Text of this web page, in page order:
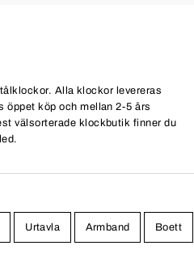
Alla klockor levereras
öppet köp och mellan 2-5 års
välsorterade klockbutik finner du
Urtavla Armband Boett